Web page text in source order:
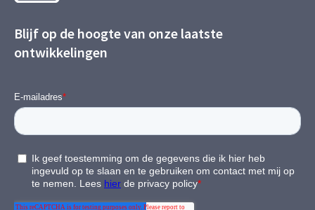
Blijf op de hoogte van onze laatste
ontwikkelingen